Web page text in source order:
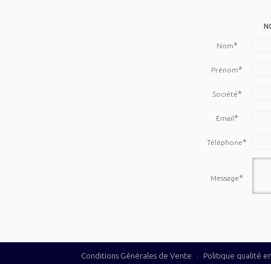
Nom*
Prénom*
Société*
Email*
Téléphone*
Message*
Conditions Générales de Vente · Politique qualité